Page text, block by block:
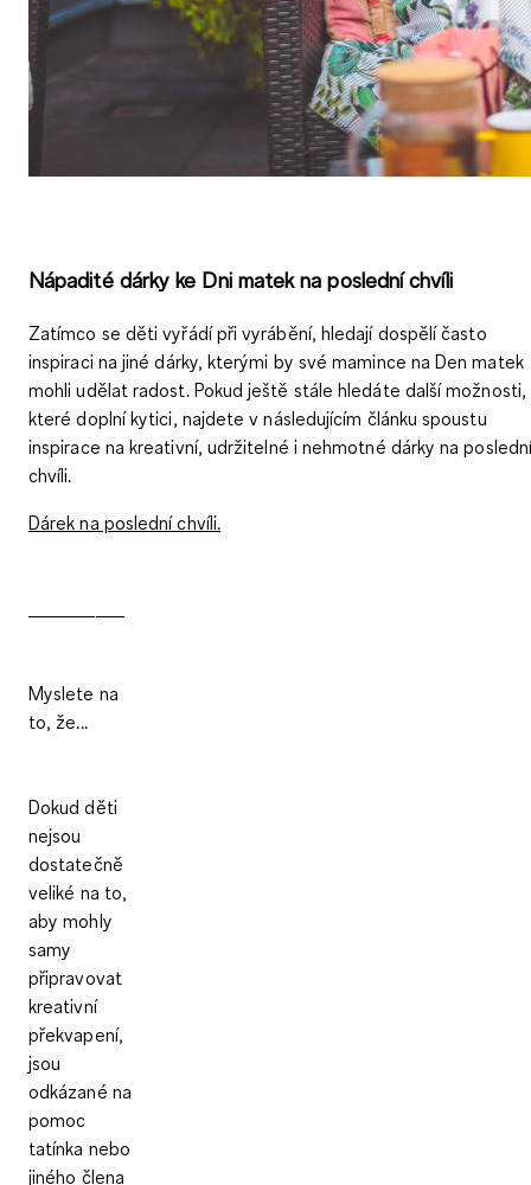
Nápadité dárky ke Dni matek na poslední chvíli
Zatímco se děti vyřádí při vyrábění, hledají dospělí často
inspiraci na jiné dárky, kterými by své mamince na Den matek
mohli udělat radost. Pokud ještě stále hledáte další možnosti,
které doplní kytici, najdete v následujícím článku spoustu
inspirace na kreativní, udržitelné i nehmotné dárky na
chvíli.
Dárek na poslední chvíli.
Myslete na
to, že...
Dokud děti
nejsou
dostatečně
veliké na to,
aby mohly
samy
připravovat
kreativní
překvapení,
jsou
odkázané na
pomoc
tatínka nebo
jiného člena